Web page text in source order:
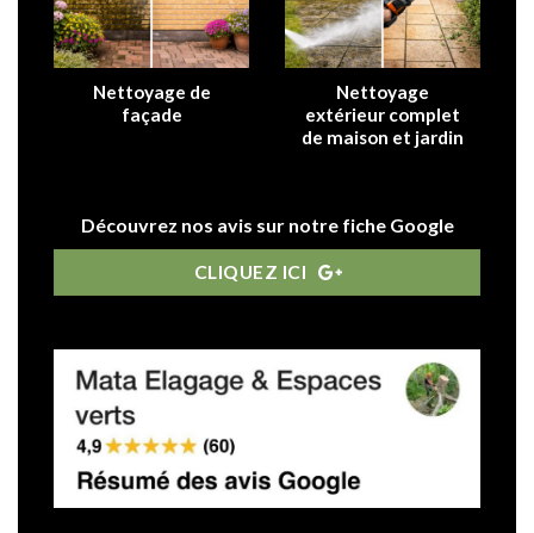
Nettoyage de
façade
Nettoyage
extérieur complet
de maison et jardin
Découvrez nos avis sur notre fiche Google
CLIQUEZ ICI